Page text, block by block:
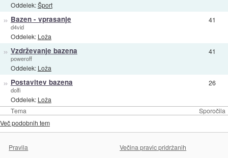
Tema Sporočila
Oddelek:Šport
» Bazen - vprasanje
d4vid
Oddelek: Loža
41
» Vzdrževanje bazena
poweroff
Oddelek: Loža
41
» Postavitev bazena
dolfi
Oddelek: Loža
26
Več podobnih tem
Pravila Večina pravic pridržanih